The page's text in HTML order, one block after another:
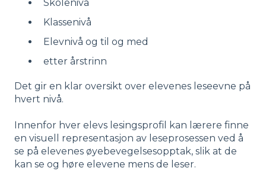
Skolenivå
Klassenivå
Elevnivå og til og med
etter årstrinn
Det gir en klar oversikt over elevenes leseevne på
hvert nivå.
Innenfor hver elevs lesingsprofil kan lærere finne
en visuell representasjon av leseprosessen ved å
se på elevenes øyebevegelsesopptak, slik at de
kan se og høre elevene mens de leser.